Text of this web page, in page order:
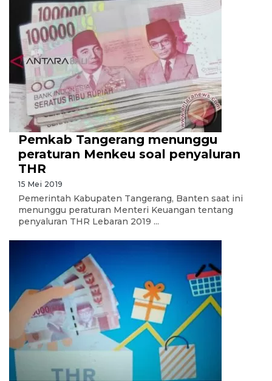
Pemkab Tangerang menunggu
peraturan Menkeu soal penyaluran
THR
15 Mei 2019
Pemerintah Kabupaten Tangerang, Banten saat ini
menunggu peraturan Menteri Keuangan tentang
penyaluran THR Lebaran 2019 ...